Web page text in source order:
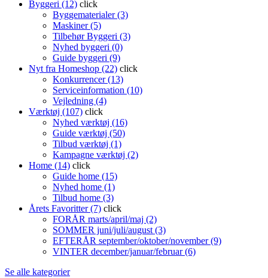
Byggeri (12) click
Byggematerialer (3)
Maskiner (5)
Tilbehør Byggeri (3)
Nyhed byggeri (0)
Guide byggeri (9)
Nyt fra Homeshop (22) click
Konkurrencer (13)
Serviceinformation (10)
Vejledning (4)
Værktøj (107) click
Nyhed værktøj (16)
Guide værktøj (50)
Tilbud værktøj (1)
Kampagne værktøj (2)
Home (14) click
Guide home (15)
Nyhed home (1)
Tilbud home (3)
Årets Favoritter (7) click
FORÅR marts/april/maj (2)
SOMMER juni/juli/august (3)
EFTERÅR september/oktober/november (9)
VINTER december/januar/februar (6)
Se alle kategorier